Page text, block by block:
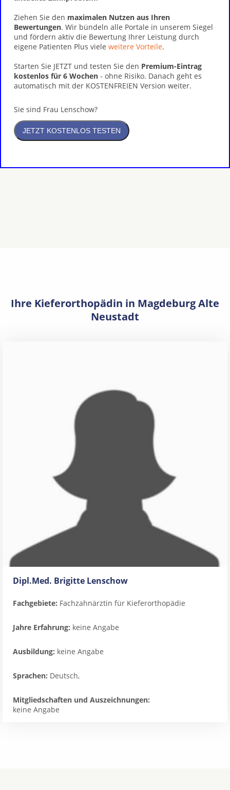
Ziehen Sie den maximalen Nutzen aus Ihren
Bewertungen. Wir bündeln alle Portale in unserem Siegel
und fördern aktiv die Bewertung Ihrer Leistung durch
eigene Patienten Plus viele weitere Vorteile.
Starten Sie JETZT und testen Sie den Premium-Eintrag
kostenlos für 6 Wochen - ohne Risiko. Danach geht es
automatisch mit der KOSTENFREIEN Version weiter.
Sie sind Frau Lenschow?
Ihre Kieferorthopädin in Magdeburg Alte
Neustadt
Dipl.Med. Brigitte Lenschow
Fachgebiete: Fachzahnärztin für Kieferorthopädie
Jahre Erfahrung: keine Angabe
Ausbildung: keine Angabe
Sprachen: Deutsch,
Mitgliedschaften und Auszeichnungen:
keine Angabe